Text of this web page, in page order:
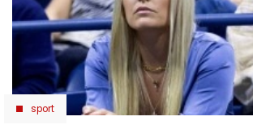
sport